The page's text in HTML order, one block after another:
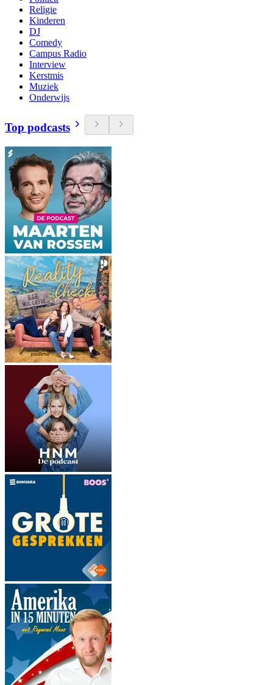
Religie
Kinderen
DJ
Comedy
Campus Radio
Interview
Kerstmis
Muziek
Onderwijs
Top podcasts